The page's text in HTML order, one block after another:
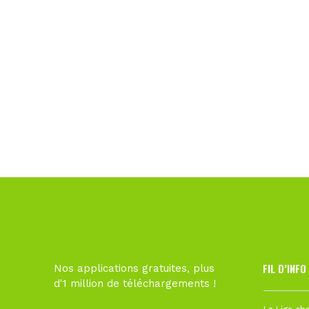
Nos applications gratuites, plus
d'1 million de téléchargements !
FIL D’INFO